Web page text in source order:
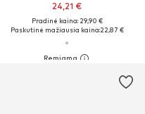
24,21 €
Pradinė kaina: 29,90 €
Paskutinė mažiausia kaina:22,87 €